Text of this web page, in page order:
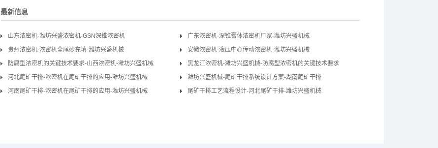
最新信息
山东浓密机-潍坊兴盛浓密机-GSN深锥浓密机
广东浓密机-深锥膏体浓密机厂家-潍坊兴盛机械
贵州浓密机-浓密机全尾砂充填-潍坊兴盛机械
安徽浓密机-液压中心传动浓密机-潍坊兴盛机械
防腐型浓密机的关键技术要求-山西浓密机-潍坊兴盛机械
黑龙江浓密机-潍坊兴盛机械-防腐型浓密机的关键技术要求
河北尾矿干排-浓密机在尾矿干排的应用-潍坊兴盛机械
潍坊兴盛机械-尾矿干排系统设计方案-湖南尾矿干排
河南尾矿干排-浓密机在尾矿干排的应用-潍坊兴盛机械
尾矿干排工艺流程设计-河北尾矿干排-潍坊兴盛机械